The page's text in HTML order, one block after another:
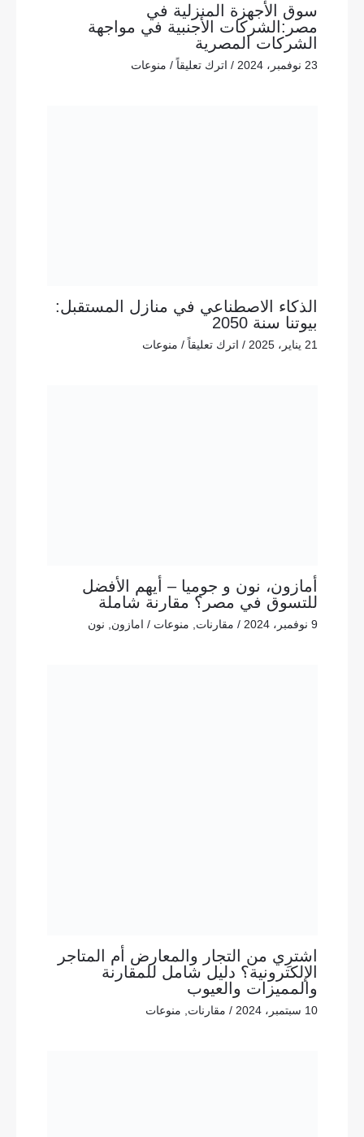
سوق الأجهزة المنزلية في
مصر:الشركات الأجنبية في مواجهة
الشركات المصرية
23 نوفمبر، 2024 / اترك تعليقاً / منوعات
الذكاء الاصطناعي في منازل المستقبل:
بيوتنا سنة 2050
21 يناير، 2025 / اترك تعليقاً / منوعات
أمازون، نون و جوميا – أيهم الأفضل
للتسوق في مصر؟ مقارنة شاملة
9 نوفمبر، 2024 / مقارنات منوعات / امازون نون
اشترِي من التجار والمعارض أم المتاجر
الإلكترونية؟ دليل شامل للمقارنة
والمميزات والعيوب
10 سبتمبر، 2024 / مقارنات منوعات